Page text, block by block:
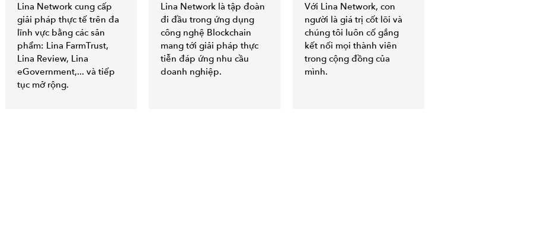
Lina Network cung cấp
giải pháp thực tế trên đa
lĩnh vực bằng các sản
phẩm: Lina FarmTrust,
Lina Review, Lina
eGovernment,... và tiếp
tục mở rộng.
Lina Network là tập đoàn
đi đầu trong ứng dụng
công nghệ Blockchain
mang tới giải pháp thực
tiễn đáp ứng nhu cầu
doanh nghiệp.
Với Lina Network, con
người là giá trị cốt lõi và
chúng tôi luôn cố gắng
kết nối mọi thành viên
trong cộng đồng của
mình.